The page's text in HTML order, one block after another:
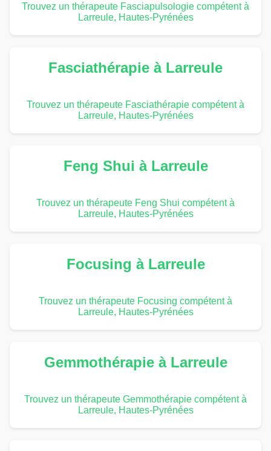
Trouvez un thérapeute Fasciapulsologie compétent à
Larreule, Hautes-Pyrénées
Fasciathérapie à Larreule
Trouvez un thérapeute Fasciathérapie compétent à
Larreule, Hautes-Pyrénées
Feng Shui à Larreule
Trouvez un thérapeute Feng Shui compétent à
Larreule, Hautes-Pyrénées
Focusing à Larreule
Trouvez un thérapeute Focusing compétent à
Larreule, Hautes-Pyrénées
Gemmothérapie à Larreule
Trouvez un thérapeute Gemmothérapie compétent à
Larreule, Hautes-Pyrénées